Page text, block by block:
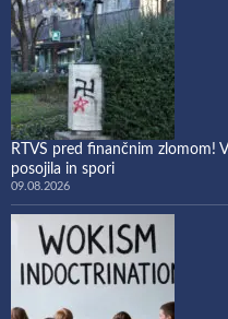
RTVS pred finančnim zlomom!
posojila in spori
09.08.2026